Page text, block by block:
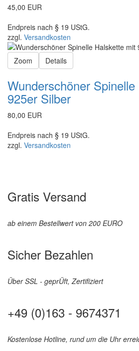
45,00 EUR
Endpreis nach § 19 UStG.
zzgl. Versandkosten
Zoom Details
Wunderschöner
925er Silber
80,00 EUR
Endpreis nach § 19 UStG.
zzgl. Versandkosten
Gratis Versand
ab einem Bestellwert von 200 EURO
Sicher Bezahlen
Über SSL - geprÜft, Zertifiziert
+49 (0)163 - 9674371
Kostenlose Hotline, rund um die Uhr